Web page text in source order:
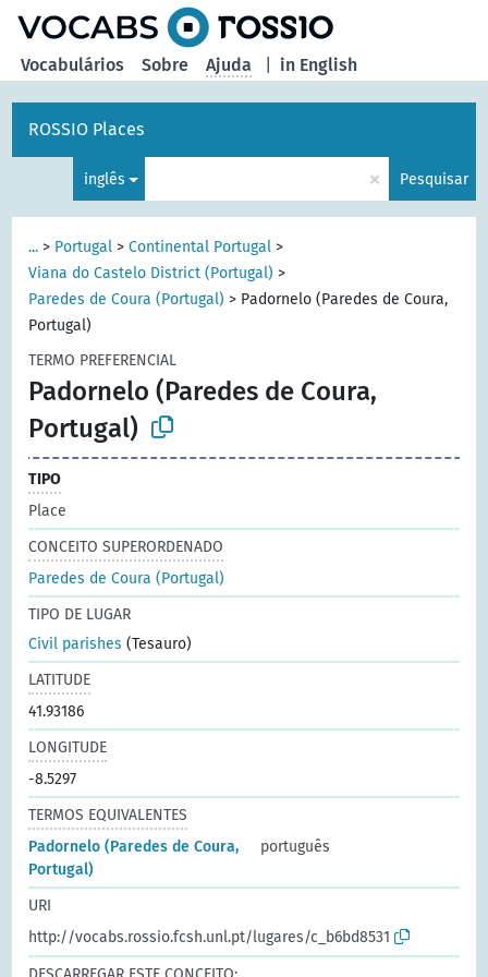
in English
Vocabulários Sobre Ajuda
ROSSIO Places
inglês × Pesquisar
... > Portugal >Continental Portugal >
Viana do Castelo District (Portugal) >
Paredes de Coura (Portugal) > Padornelo (Paredes de Coura,
Portugal)
TERMO PREFERENCIAL
Padornelo (Paredes de Coura,
Portugal)
TIPO
Place
CONCEITO SUPERORDENADO
Paredes de Coura (Portugal)
TIPO DE LUGAR
Civil parishes (Tesauro)
LATITUDE
41.93186
LONGITUDE
-8.5297
TERMOS EQUIVALENTES
Padornelo (Paredes de Coura,
Portugal)
português
URI
http://vocabs.rossio.fcsh.unl.pt/lugares/c_b6bd8531